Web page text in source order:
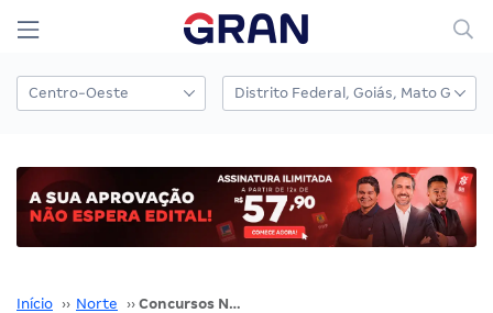
Início ›› Norte ›› Concursos Norte 2026: confira os editais publicados e previstos